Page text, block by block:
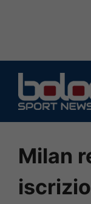
contenuto
Milan